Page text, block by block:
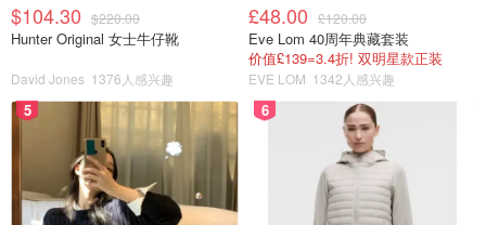
歡迎有任何疑問在下面留言！請大家多多指教🙏
十月的小确幸
$104.30 $220.00
Hunter Original 女士牛仔靴
David Jones 1376人感兴趣
£48.00 £120.00
Eve Lom 40周年典藏套装
价值£139=3.4折! 双明星款正装
EVE LOM 1342人感兴趣
5 6